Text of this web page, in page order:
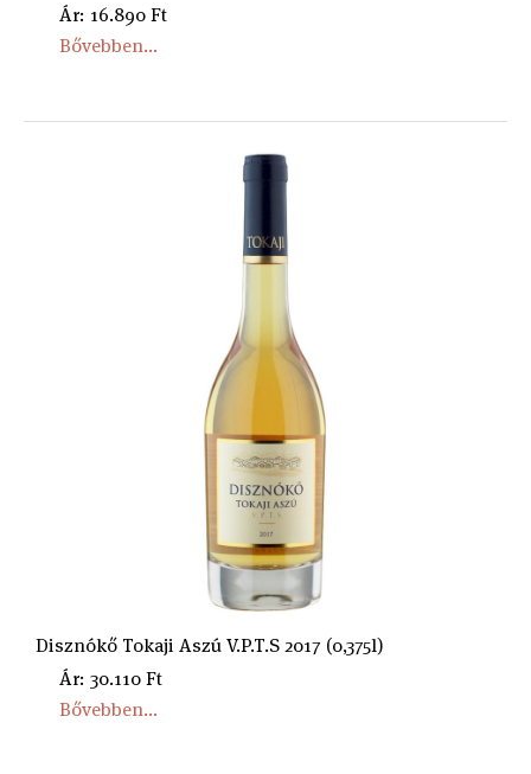
Ár: 16.890 Ft
Bővebben...
Disznókő Tokaji Aszú V.P.T.S 2017 (0,375l)
Ár: 30.110 Ft
Bővebben...